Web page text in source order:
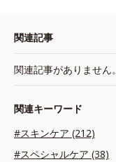
関連記事
関連記事がありません。
関連キーワード
#スキンケア (212)
#スペシャルケア (38)